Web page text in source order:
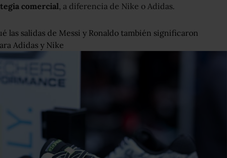
comercial, a diferencia de Nike o Adidas.
las salidas de Messi y Ronaldo también significaron
Adidas y Nike